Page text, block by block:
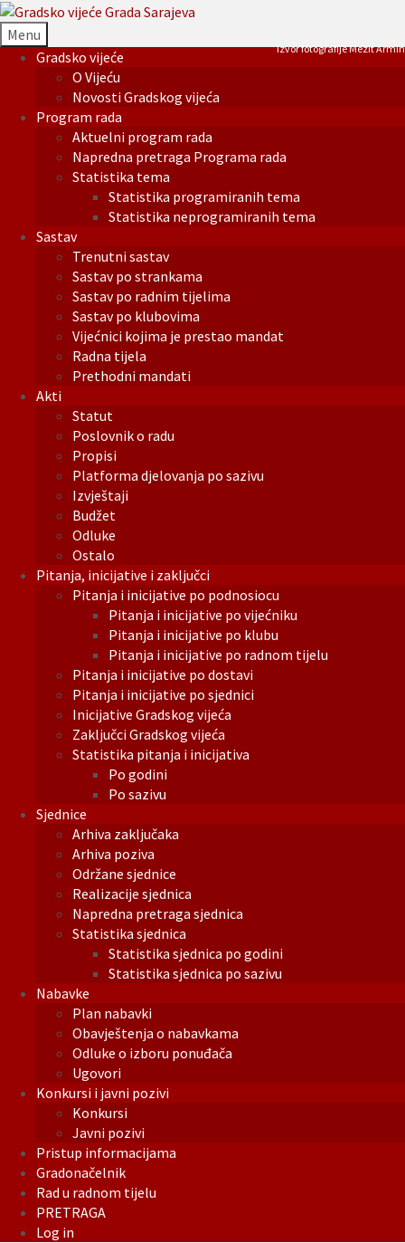
Menu
Gradsko vijeće
O Vijeću
Novosti Gradskog vijeća
Program rada
Aktuelni program rada
Napredna pretraga Programa rada
Statistika tema
Statistika programiranih tema
Statistika neprogramiranih tema
Sastav
Trenutni sastav
Sastav po strankama
Sastav po radnim tijelima
Sastav po klubovima
Vijećnici kojima je prestao mandat
Radna tijela
Prethodni mandati
Akti
Statut
Poslovnik o radu
Propisi
Platforma djelovanja po sazivu
Izvještaji
Budžet
Odluke
Ostalo
Pitanja, inicijative i zaključci
Pitanja i inicijative po podnosiocu
Pitanja i inicijative po vijećniku
Pitanja i inicijative po klubu
Pitanja i inicijative po radnom tijelu
Pitanja i inicijative po dostavi
Pitanja i inicijative po sjednici
Inicijative Gradskog vijeća
Zaključci Gradskog vijeća
Statistika pitanja i inicijativa
Po godini
Po sazivu
Sjednice
Arhiva zaključaka
Arhiva poziva
Održane sjednice
Realizacije sjednica
Napredna pretraga sjednica
Statistika sjednica
Statistika sjednica po godini
Statistika sjednica po sazivu
Nabavke
Plan nabavki
Obavještenja o nabavkama
Odluke o izboru ponuđača
Ugovori
Konkursi i javni pozivi
Konkursi
Javni pozivi
Pristup informacijama
Gradonačelnik
Rad u radnom tijelu
PRETRAGA
Log in
Izvor fotografije Mezit Armin